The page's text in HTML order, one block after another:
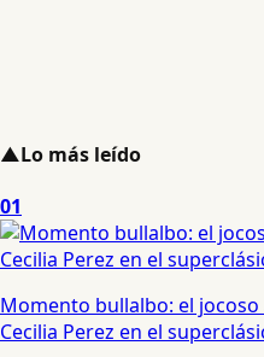
▲Lo más leído
01
Momento bullalbo: el
Cecilia Perez en el